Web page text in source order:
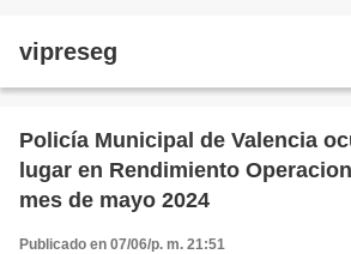
vipreseg
Policía Municipal de Valencia
lugar en Rendimiento
mes de mayo 2024
Publicado en 07/06/p. m. 21:51